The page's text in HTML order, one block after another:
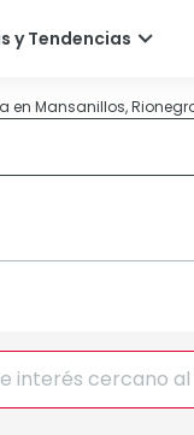
en Mansanillos,